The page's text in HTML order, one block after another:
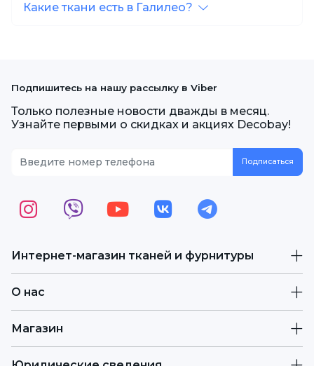
Какие ткани есть в Галилео?
Интернет-магазин тканей и фурнитуры
О нас
Магазин
Подпишитесь на нашу рассылку в Viber
Только полезные новости дважды в месяц.
Узнайте первыми о скидках и акциях Decobay!